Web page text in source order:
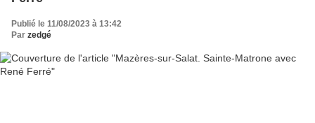
Publié le 11/08/2023 à 13:42
Par zedgé